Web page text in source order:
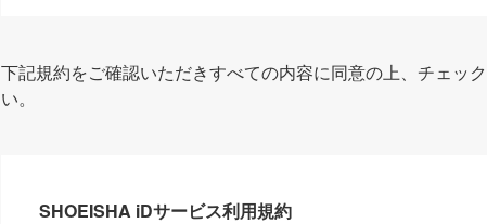
下記規約をご確認いただきすべての内容に同意の上、チェッ
い。
SHOEISHA iDサービス利用規約